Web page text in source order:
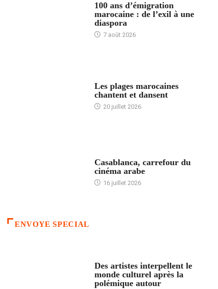
100 ans d’émigration
marocaine : de l’exil à une
diaspora
7 août 2026
Les plages marocaines
chantent et dansent
20 juillet 2026
Casablanca, carrefour du
cinéma arabe
16 juillet 2026
ENVOYE SPECIAL
Des artistes interpellent le
monde culturel après la
polémique autour